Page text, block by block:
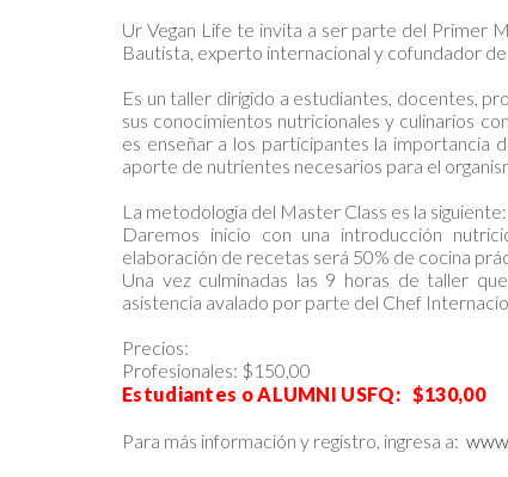
Ur Vegan Life te invita a ser parte del Primer
Bautista, experto internacional y cofundador
Es un taller dirigido a estudiantes, docentes,
sus conocimientos nutricionales y culinarios
es enseñar a los participantes la importancia
aporte de nutrientes necesarios para el
La metodología del Master Class es la siguiente:
Daremos inicio con una introducción
elaboración de recetas será 50% de cocina
Una vez culminadas las 9 horas de taller
asistencia avalado por parte del Chef
Precios:
Profesionales: $150,00
Estudiantes o ALUMNI USFQ: $130,00
Para más información y registro, ingresa a: